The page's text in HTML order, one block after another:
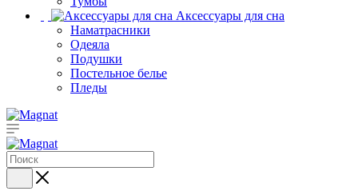
Аксессуары для сна
Наматрасники
Одеяла
Подушки
Постельное белье
Пледы